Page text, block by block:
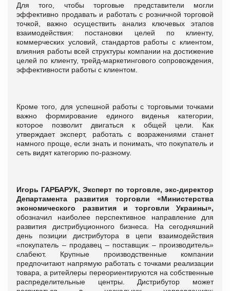
Для того, чтобы торговые представители могли
эффективно продавать и работать с розничной торговой
точкой, важно осуществить анализ ключевых этапов
взаимодействия: постановки целей по клиенту,
коммерческих условий, стандартов работы с клиентом,
влияния работы всей структуры компании на достижение
целей по клиенту, трейд-маркетингового сопровождения,
эффективности работы с клиентом.
Кроме того, для успешной работы с торговыми точками
важно формирование единого виденья категории,
которое позволит двигаться к общей цели. Как
утверждает эксперт, работать с возражениями станет
намного проще, если знать и понимать, что покупатель и
сеть видят категорию по-разному.
Игорь ГАРБАРУК, Эксперт по торговле, экс-директор
Департамента развития торговли «Министерства
экономического развития и торговли Украины»,
обозначил наиболее перспективное направление для
развития дистрибуционного бизнеса. На сегодняшний
день позиции дистрибутора в цепи взаимодействия
«покупатель – продавец – поставщик – производитель»
слабеют. Крупные производственные компании
предпочитают напрямую работать с точками реализации
товара, а ритейлеры переориентируются на собственные
распределительные центры. Дистрибутор может